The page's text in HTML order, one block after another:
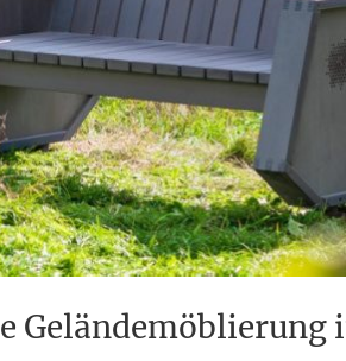
Geländemöblierung